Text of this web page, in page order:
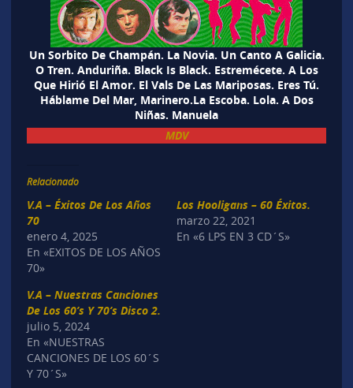
Un Sorbito De Champán. La Novia. Un Canto A Galicia.
O Tren. Anduriña. Black Is Black. Estremécete. A Los
Que Hirió El Amor. El Vals De Las Mariposas. Eres Tú.
Háblame Del Mar, Marinero.La Escoba. Lola. A Dos
Niñas. Manuela
MDV
Relacionado
V.A – Éxitos De Los Años
70
enero 4, 2025
En «EXITOS DE LOS AÑOS
70»
Los Hooligans – 60 Éxitos.
marzo 22, 2021
En «6 LPS EN 3 CD´S»
V.A – Nuestras Canciones
De Los 60’s Y 70’s Disco 2.
julio 5, 2024
En «NUESTRAS
CANCIONES DE LOS 60´S
Y 70´S»